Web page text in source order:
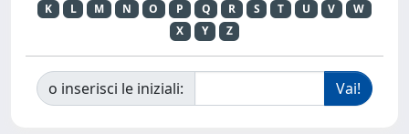
K
L M N O P Q R S T U V
W
X
Y Z
o inserisci le iniziali: